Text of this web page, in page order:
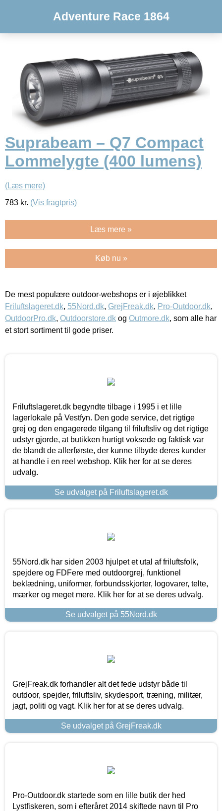
Adventure Race 1864
Suprabeam – Q7 Compact
Lommelygte (400 lumens)
(Læs mere)
783 kr. (Vis fragtpris)
Læs mere »
Køb nu »
De mest populære outdoor-webshops er i øjeblikket
Friluftslageret.dk, 55Nord.dk, GrejFreak.dk, Pro-Outdoor.dk,
OutdoorPro.dk, Outdoorstore.dk og Outmore.dk, som alle har
et stort sortiment til gode priser.
Friluftslageret.dk begyndte tilbage i 1995 i et lille
lagerlokale på Vestfyn. Den gode service, det rigtige
grej og den engagerede tilgang til friluftsliv og det rigtige
udstyr gjorde, at butikken hurtigt voksede og faktisk var
de blandt de allerførste, der kunne tilbyde deres kunder
at handle i en reel webshop. Klik her for at se deres
udvalg.
Se udvalget på Friluftslageret.dk
55Nord.dk har siden 2003 hjulpet et utal af friluftsfolk,
spejdere og FDFere med outdoorgrej, funktionel
beklædning, uniformer, forbundsskjorter, logovarer, telte,
mærker og meget mere. Klik her for at se deres udvalg.
Se udvalget på 55Nord.dk
GrejFreak.dk forhandler alt det fede udstyr både til
outdoor, spejder, friluftsliv, skydesport, træning, militær,
jagt, politi og vagt. Klik her for at se deres udvalg.
Se udvalget på GrejFreak.dk
Pro-Outdoor.dk startede som en lille butik der hed
Lystfiskeren, som i efteråret 2014 skiftede navn til Pro